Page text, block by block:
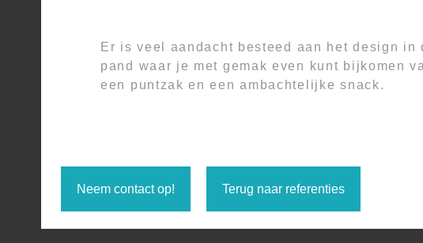
Er is veel aandacht besteed aan het design
pand waar je met gemak even kunt bijkomen
een puntzak en een ambachtelijke snack.
Neem contact op! Terug naar referenties